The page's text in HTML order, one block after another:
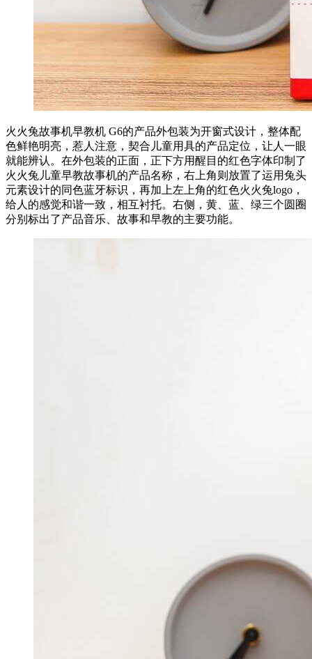
火火兔故事机早教机 G6的产品外包装为开窗式设计，整体配
色鲜艳明亮，惹人注意，契合儿童用具的产品定位，让人一眼
就能辨认。在外包装的正面，正下方用醒目的红色字体印制了
火火兔儿童早教故事机的产品名称，右上角则放置了运用兔头
元素设计的同色蓝牙标识，再加上左上角的红色火火兔logo，
给人的感觉和谐一致，相互衬托。右侧，黄、蓝、绿三个圆圈
分别标出了产品音乐、故事和早教的主要功能。